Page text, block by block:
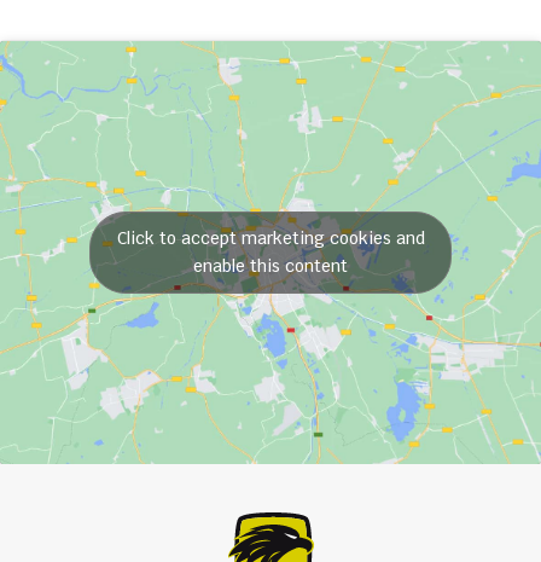
Click to accept marketing cookies and
enable this content